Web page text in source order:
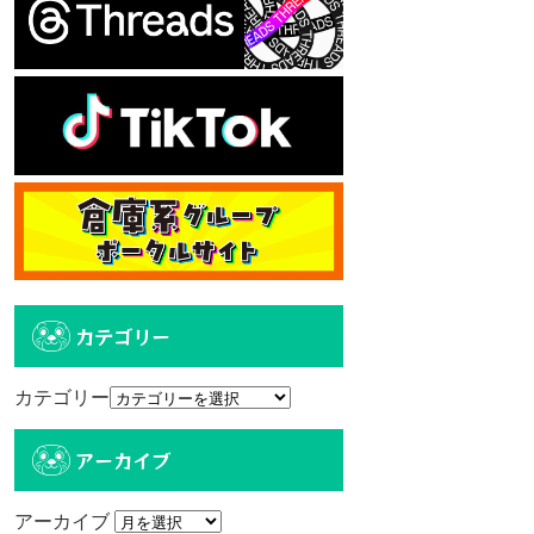
カテゴリー
カテゴリー
アーカイブ
アーカイブ